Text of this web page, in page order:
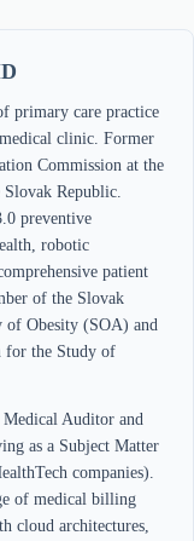
primary care practice
clinic. Former
Commission at the
Republic.
preventive
robotic
patient
of the Slovak
of Obesity (SOA) and
for the Study of
Auditor and
as a Subject Matter
companies).
of medical billing
cloud architectures,